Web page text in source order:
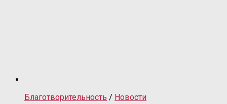
Благотворительность / Новости